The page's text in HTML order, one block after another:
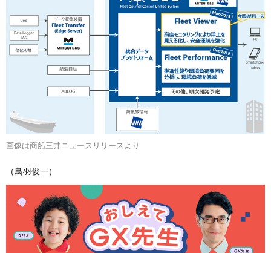
画像は商船三井ニュースリリースより
（鳥羽俊一）